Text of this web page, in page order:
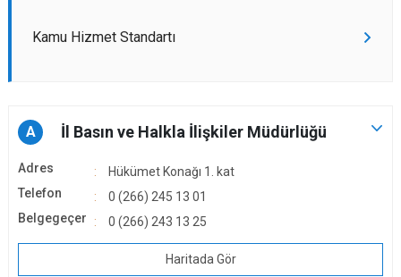
Kamu Hizmet Standartı
A İl Basın ve Halkla İlişkiler Müdürlüğü
Adres
Hükümet Konağı 1. kat
Telefon
0 (266) 245 13 01
Belgegeçer
0 (266) 243 13 25
Haritada Gör